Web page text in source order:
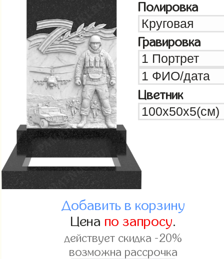
Полировка
Гравировка
Цветник
Добавить в корзину
Цена по запросу.
действует скидка -20%
возможна рассрочка